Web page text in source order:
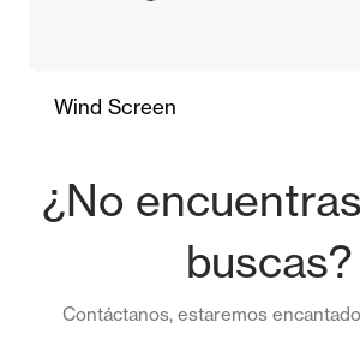
Wind Screen
¿No
buscas?
Contáctanos, estaremos